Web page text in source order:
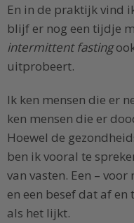
En in de praktijk vind
blijf er nog een tijdje
intermittent fasting
uitprobeert.
Ik ken mensen die er
ken mensen die er
Hoewel de
ben ik vooral te
van vasten. Een –
en een besef dat af
als het lijkt.